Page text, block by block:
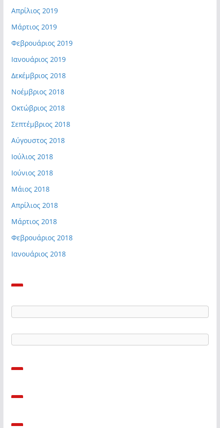
Απρίλιος 2019
Μάρτιος 2019
Φεβρουάριος 2019
Ιανουάριος 2019
Δεκέμβριος 2018
Νοέμβριος 2018
Οκτώβριος 2018
Σεπτέμβριος 2018
Αύγουστος 2018
Ιούλιος 2018
Ιούνιος 2018
Μάιος 2018
Απρίλιος 2018
Μάρτιος 2018
Φεβρουάριος 2018
Ιανουάριος 2018